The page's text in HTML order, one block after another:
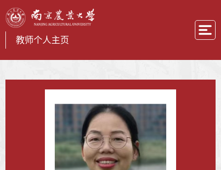
教师个人主页